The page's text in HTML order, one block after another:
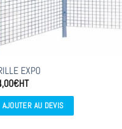
EXPO
€HT
AJOUTER AU DEVIS